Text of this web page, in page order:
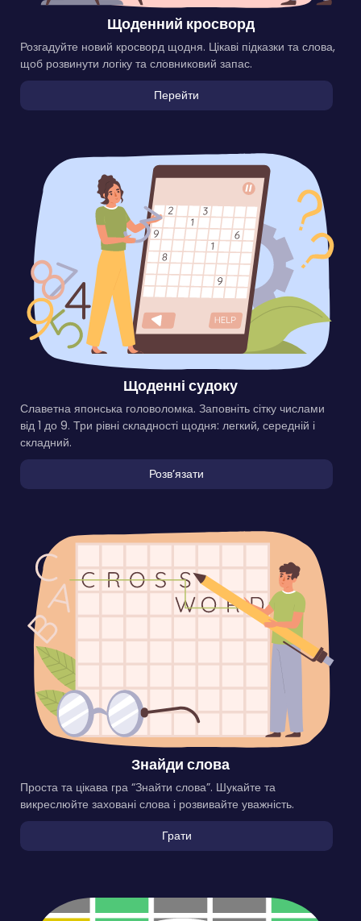
Щоденний кросворд
Розгадуйте новий кросворд щодня. Цікаві підказки та слова,
щоб розвинути логіку та словниковий запас.
Перейти
Щоденні судоку
Славетна японська головоломка. Заповніть сітку числами
від 1 до 9. Три рівні складності щодня: легкий, середній і
складний.
Розвʼязати
Знайди слова
Проста та цікава гра “Знайти слова”. Шукайте та
викреслюйте заховані слова і розвивайте уважність.
Грати